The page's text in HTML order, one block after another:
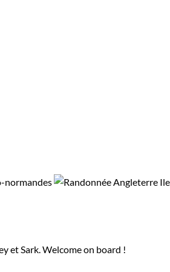
et Sark. Welcome on board !